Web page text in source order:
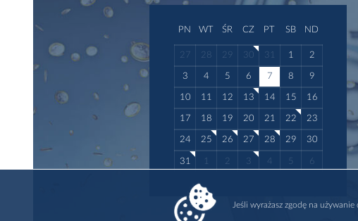
PN WT ŚR CZ PT SB ND
27 28 29 30 31 1 2
3 4 5 6 7 8 9
10 11 12 13 14 15 16
17 18 19 20 21 22 23
24 25 26 27 28 29 30
31 1 2 3 4 5 6
Jeśli wyrażasz zgodę na